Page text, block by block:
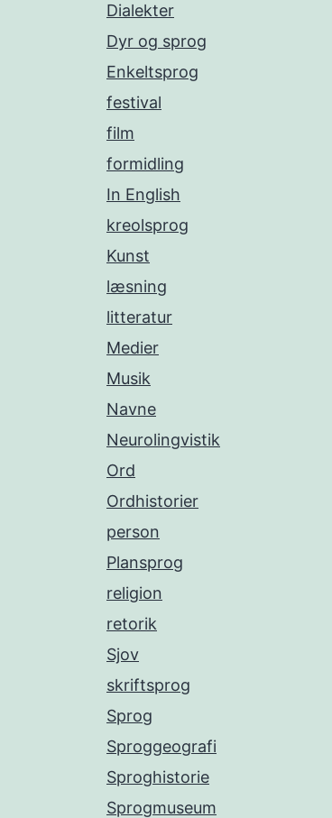
Dialekter
Dyr og sprog
Enkeltsprog
festival
film
formidling
In English
kreolsprog
Kunst
læsning
litteratur
Medier
Musik
Navne
Neurolingvistik
Ord
Ordhistorier
person
Plansprog
religion
retorik
Sjov
skriftsprog
Sprog
Sproggeografi
Sproghistorie
Sprogmuseum